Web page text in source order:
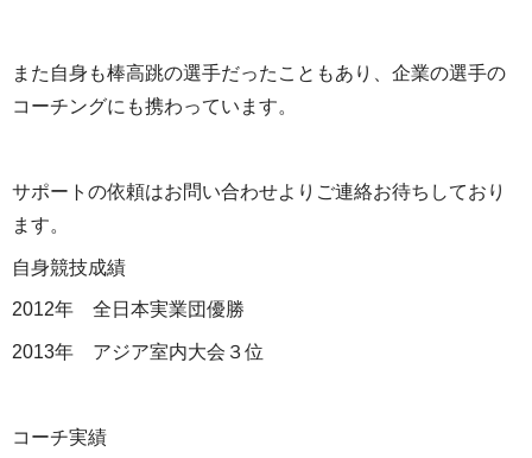
また自身も棒高跳の選手だったこともあり、企業の選手の
コーチングにも携わっています。
サポートの依頼はお問い合わせよりご連絡お待ちしており
ます。
自身競技成績
2012年 全日本実業団優勝
2013年 アジア室内大会３位
コーチ実績